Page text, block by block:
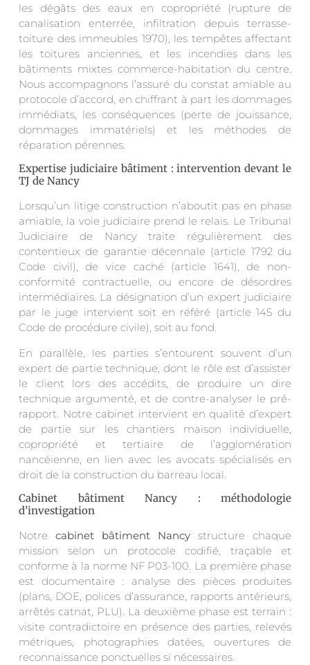
les dégâts des eaux en copropriété (rupture de
canalisation enterrée, infiltration depuis terrasse-
toiture des immeubles 1970), les tempêtes affectant
les toitures anciennes, et les incendies dans les
bâtiments mixtes commerce-habitation du centre.
Nous accompagnons l’assuré du constat amiable au
protocole d’accord, en chiffrant à part les dommages
immédiats, les conséquences (perte de jouissance,
dommages immatériels) et les méthodes de
réparation pérennes.
Expertise judiciaire bâtiment : intervention devant le
TJ de Nancy
Lorsqu’un litige construction n’aboutit pas en phase
amiable, la voie judiciaire prend le relais. Le Tribunal
Judiciaire de Nancy traite régulièrement des
contentieux de garantie décennale (article 1792 du
Code civil), de vice caché (article 1641), de non-
conformité contractuelle, ou encore de désordres
intermédiaires. La désignation d’un expert judiciaire
par le juge intervient soit en référé (article 145 du
Code de procédure civile), soit au fond.
En parallèle, les parties s’entourent souvent d’un
expert de partie technique, dont le rôle est d’assister
le client lors des accédits, de produire un dire
technique argumenté, et de contre-analyser le pré-
rapport. Notre cabinet intervient en qualité d’expert
de partie sur les chantiers maison individuelle,
copropriété et tertiaire de l’agglomération
nancéienne, en lien avec les avocats spécialisés en
droit de la construction du barreau local.
Cabinet bâtiment Nancy : méthodologie
d’investigation
Notre cabinet bâtiment Nancy structure chaque
mission selon un protocole codifié, traçable et
conforme à la norme NF P03-100. La première phase
est documentaire : analyse des pièces produites
(plans, DOE, polices d’assurance, rapports antérieurs,
arrêtés catnat, PLU). La deuxième phase est terrain :
visite contradictoire en présence des parties, relevés
métriques, photographies datées, ouvertures de
reconnaissance ponctuelles si nécessaires.